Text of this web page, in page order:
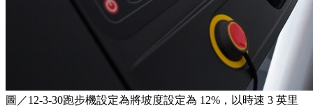
圖／12-3-30跑步機設定為將坡度設定為 12%，以時速 3 英里